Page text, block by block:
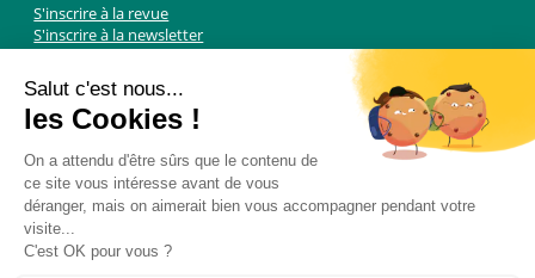
S'inscrire à la revue
S'inscrire à la newsletter
TikTok
NOUS CONTACTER
Les Chiens Guides d'aveugles - FFAC
71 rue de Bagnolet, 75020 Paris
01 44 64 89 89
Formulaire de contact
Salut c'est nous...
les Cookies !
On a attendu d'être sûrs que le contenu de
ce site vous intéresse avant de vous
déranger, mais on aimerait bien vous accompagner pendant votre
visite...
C'est OK pour vous ?